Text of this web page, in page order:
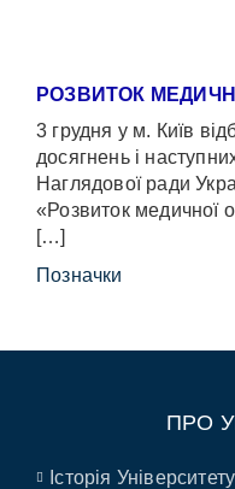
РОЗВИТОК
3 грудня у м. Київ
досягнень і
Наглядової ради
«Розвиток медичної
[…]
Позначки
ПРО
Історія Університету